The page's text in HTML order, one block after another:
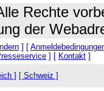
Rechte
der
] [
] [ Kontakt ]
] [ Schweiz ]